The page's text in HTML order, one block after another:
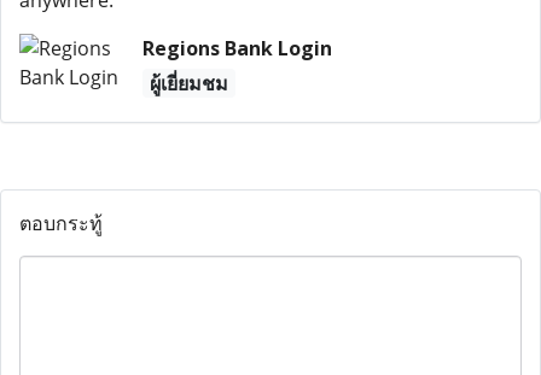
Regions Bank Login
ผู้เยี่ยมชม
ตอบกระทู้